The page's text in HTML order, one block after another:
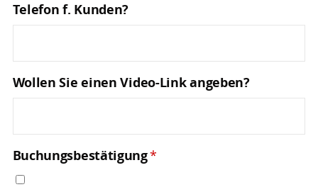
Telefon f. Kunden?
Wollen Sie einen Video-Link angeben?
Buchungsbestätigung*